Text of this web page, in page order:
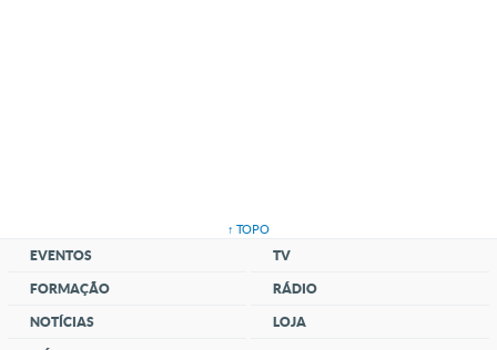
↑ TOPO
EVENTOS
FORMAÇÃO
NOTÍCIAS
TV
RÁDIO
LOJA